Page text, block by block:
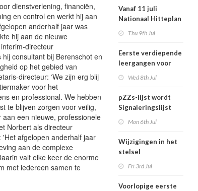
dienstverlening, financiën,
en control en werkt hij aan
anderhalf jaar was
hij aan de nieuwe
directeur
consultant bij Berenschot en
op het gebied van
directeur: ‘We zijn erg blij
voor het
en professional. We hebben
te blijven zorgen voor veilig,
een nieuwe, professionele
Norbert als directeur
'Het afgelopen anderhalf jaar
aan de complexe
valt elke keer de enorme
met iedereen samen te
verwacht
Vanaf 11 juli
Nationaal Hitteplan
van Nederland
Thu 9th Jul
Eerste verdiepende
leergangen voor
start
Wed 8th Jul
pZZs-lijst wordt
Signaleringslijst
Mon 6th Jul
Wijzigingen in het
stelsel
Fri 3rd Jul
Voorlopige eerste